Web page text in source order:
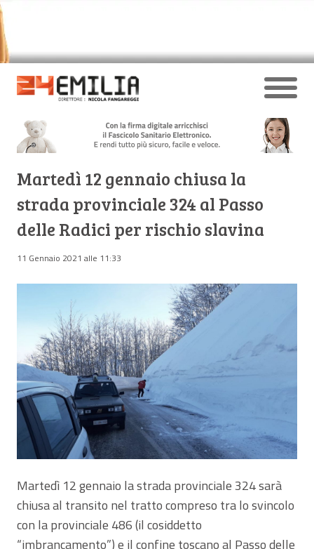
Martedì 12 gennaio chiusa la
strada provinciale 324 al Passo
delle Radici per rischio slavina
11 Gennaio 2021 alle 11:33
Martedì 12 gennaio la strada provinciale 324 sarà
chiusa al transito nel tratto compreso tra lo svincolo
con la provinciale 486 (il cosiddetto
“imbrancamento”) e il confine toscano al Passo delle